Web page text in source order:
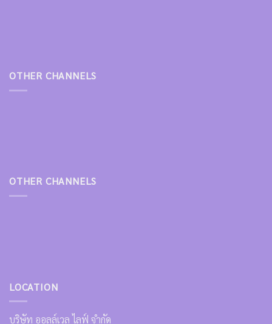
OTHER CHANNELS
OTHER CHANNELS
LOCATION
บริษัท ออลล์เวล ไลฟ์ จำกัด